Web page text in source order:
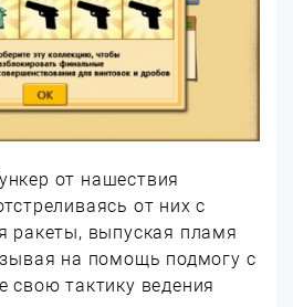
от нашествия
от них с
ракеты, выпуская пламя
на помощь подмогу с
свою тактику ведения